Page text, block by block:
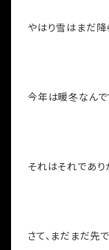
やはり雪はまだ降
今年は暖冬なんで
それはそれであり
さて、まだまだ先